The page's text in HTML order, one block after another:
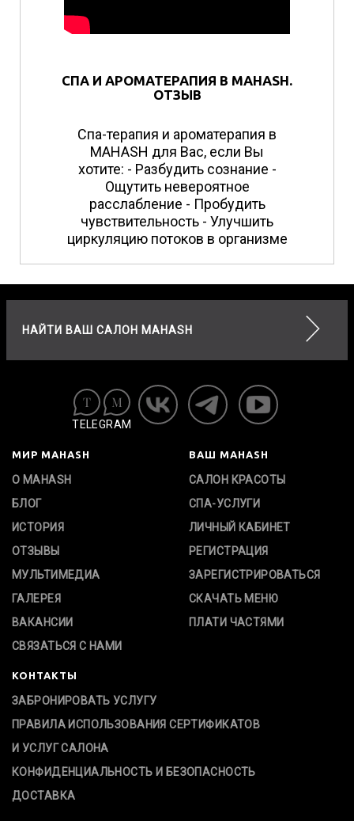
СПА И АРОМАТЕРАПИЯ В MAHASH.
ОТЗЫВ
Спа-терапия и ароматерапия в
MAHASH для Вас, если Вы
хотите: - Разбудить сознание -
Ощутить невероятное
расслабление - Пробудить
чувствительность - Улучшить
циркуляцию потоков в организме
НАЙТИ ВАШ САЛОН MAHASH
TELEGRAM
МИР MAHASH
О MAHASH
БЛОГ
ИСТОРИЯ
ОТЗЫВЫ
МУЛЬТИМЕДИА
ГАЛЕРЕЯ
ВАКАНСИИ
СВЯЗАТЬСЯ С НАМИ
ВАШ MAHASH
САЛОН КРАСОТЫ
СПА-УСЛУГИ
ЛИЧНЫЙ КАБИНЕТ
РЕГИСТРАЦИЯ
ЗАРЕГИСТРИРОВАТЬСЯ
СКАЧАТЬ МЕНЮ
ПЛАТИ ЧАСТЯМИ
КОНТАКТЫ
ЗАБРОНИРОВАТЬ УСЛУГУ
ПРАВИЛА ИСПОЛЬЗОВАНИЯ СЕРТИФИКАТОВ
И УСЛУГ САЛОНА
КОНФИДЕНЦИАЛЬНОСТЬ И БЕЗОПАСНОСТЬ
ДОСТАВКА